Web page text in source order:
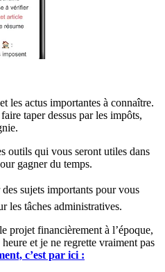
les actus importantes à connaître.
taper dessus par les impôts,
outils qui vous seront utiles dans
gagner du temps.
sujets importants pour vous
les tâches administratives.
projet financièrement à l’époque,
et je ne regrette vraiment pas
c’est par ici :